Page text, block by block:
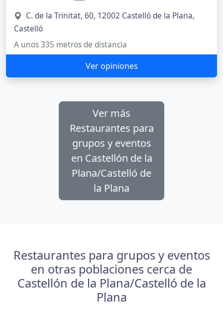
C. de la Trinitat, 60, 12002 Castelló de la Plana,
Castelló
A unos 335 metros de distancia
Ver opiniones
Ver más
Restaurantes para
grupos y eventos
en Castellón de la
Plana/Castelló de
la Plana
Restaurantes para grupos y eventos
en otras poblaciones cerca de
Castellón de la Plana/Castelló de la
Plana